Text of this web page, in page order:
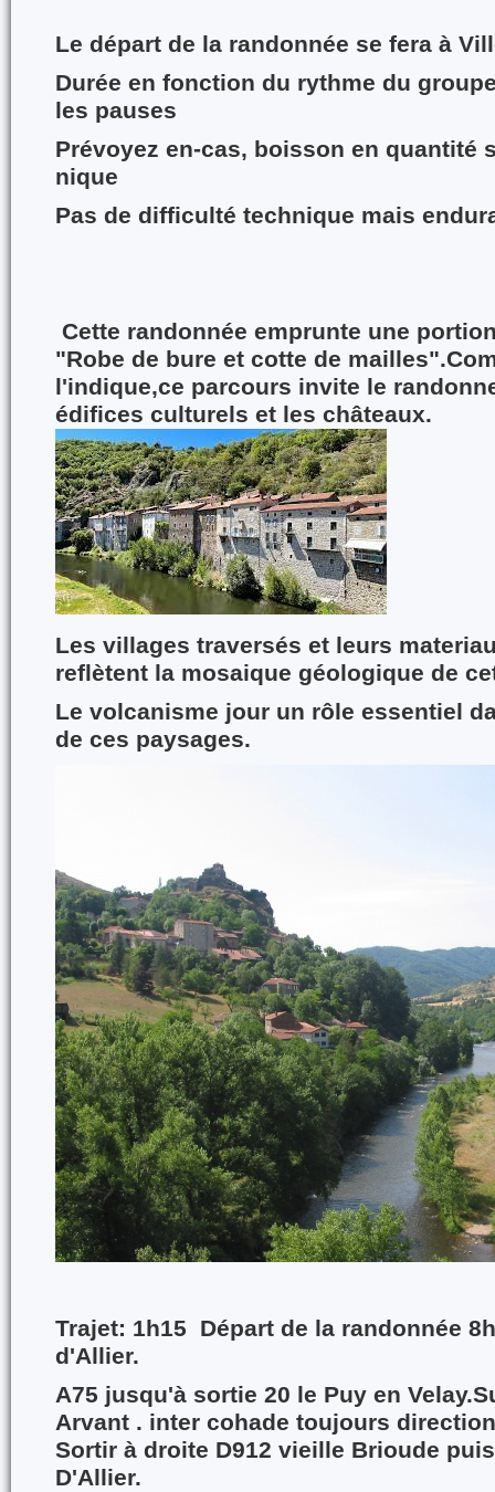
Le départ de la randonnée se fera à
Durée en fonction du rythme du
les pauses
Prévoyez en-cas, boisson en quantité
nique
Pas de difficulté technique mais
Cette randonnée emprunte une
"Robe de bure et cotte de
l'indique,ce parcours invite le
édifices culturels et les châteaux.
Les villages traversés et leurs
reflètent la mosaique géologique de
Le volcanisme jour un rôle essentiel
de ces paysages.
Trajet: 1h15 Départ de la randonnée
d'Allier.
A75 jusqu'à sortie 20 le Puy en
Arvant . inter cohade toujours
Sortir à droite D912 vieille Brioude
D'Allier.